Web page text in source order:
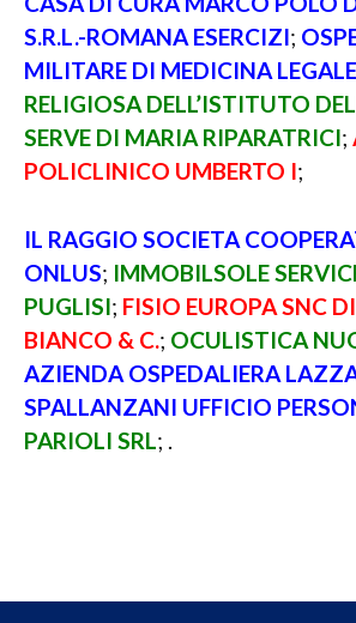
S.R.L.-ROMANA ESERCIZI;
MILITARE DI MEDICINA LEGALE
RELIGIOSA DELL’ISTITUTO
SERVE DI MARIA RIPARATRICI;
POLICLINICO UMBERTO I;
IL RAGGIO SOCIETA
ONLUS; IMMOBILSOLE
PUGLISI; FISIO EUROPA SNC
BIANCO & C.; OCULISTICA
AZIENDA OSPEDALIERA
SPALLANZANI UFFICIO
PARIOLI SRL; .